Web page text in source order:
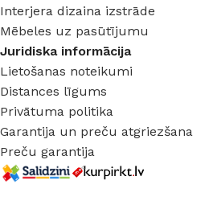
Interjera dizaina izstrāde
Mēbeles uz pasūtījumu
Juridiska informācija
Lietošanas noteikumi
Distances līgums
Privātuma politika
Garantija un preču atgriezšana
Preču garantija